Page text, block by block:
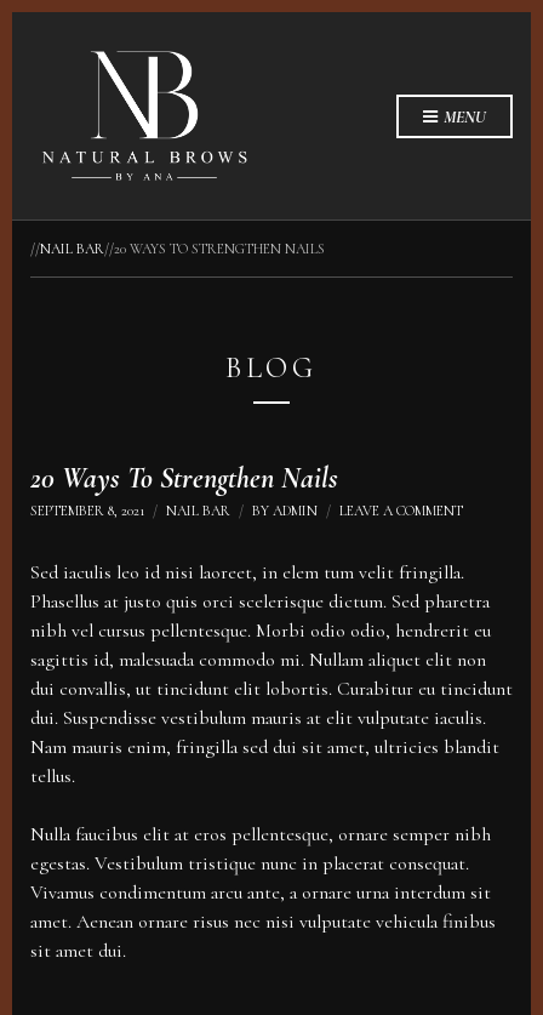
MENU
//NAIL BAR//20 WAYS TO STRENGTHEN NAILS
BLOG
20 Ways To Strengthen Nails
SEPTEMBER 8, 2021 NAIL BAR BY ADMIN LEAVE A COMMENTON
TO
Sed iaculis leo id nisi laoreet, in elem tum velit fringilla.
Phasellus at justo quis orci scelerisque dictum. Sed pharetra
nibh vel cursus pellentesque. Morbi odio odio, hendrerit eu
sagittis id, malesuada commodo mi. Nullam aliquet elit non
dui convallis, ut tincidunt elit lobortis. Curabitur eu tincidunt
dui. Suspendisse vestibulum mauris at elit vulputate iaculis.
Nam mauris enim, fringilla sed dui sit amet, ultricies blandit
tellus.
Nulla faucibus elit at eros pellentesque, ornare semper nibh
egestas. Vestibulum tristique nunc in placerat consequat.
Vivamus condimentum arcu ante, a ornare urna interdum sit
amet. Aenean ornare risus nec nisi vulputate vehicula finibus
sit amet dui.